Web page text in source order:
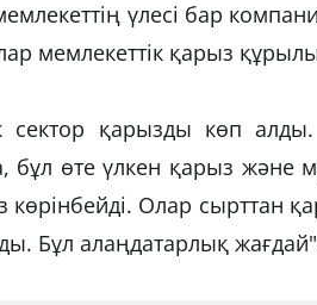
үлесі бар
мемлекеттік қарыз
сектор қарызды көп
бұл өте үлкен қарыз және
көрінбейді. Олар сырттан
Бұл алаңдатарлық